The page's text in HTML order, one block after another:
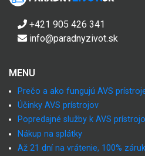
+421 905 426 341
info@paradnyzivot.sk
MENU
Prečo a ako fungujú AVS
Účinky AVS prístrojov
Popredajné služby k AVS
Nákup na splátky
Až 21 dní na vrátenie, 100%